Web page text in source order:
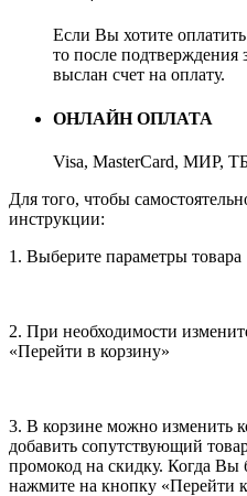
Если Вы хотите
то после подтверждения
выслан счет на оплату.
ОНЛАЙН ОПЛАТА
Visa, MasterCard, МИР,
Для того, чтобы
инструкции:
1. Выберите параметры товара
2. При необходимости
«Перейти в корзину»
3. В корзине можно изменить
добавить сопутствующий
промокод на скидку. Когда Вы
нажмите на кнопку «Перейти